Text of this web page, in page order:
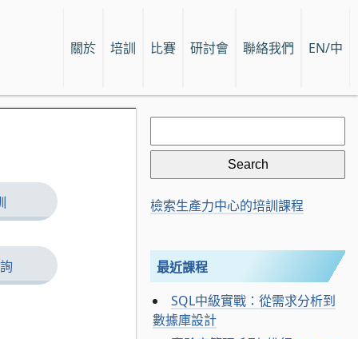
關於 培訓 比賽 研討會 聯絡我們 EN/中
Search
for:
檢索生產力中心的培訓課程
最近課程
SQL中級實戰：從需求分析到
數據庫設計